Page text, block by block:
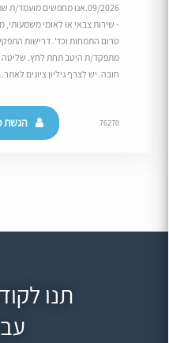
09/2026.אנו מחפשים מועמד/
- שירות צבאי או לאומי משמעותי,
טרום התמחות וכד'. דרישות
מתפקד/ת היטב תחת לחץ. שליטה
חובה. יש לצרף גיליון ציונים לאתר....
76270 הגשת
תנו